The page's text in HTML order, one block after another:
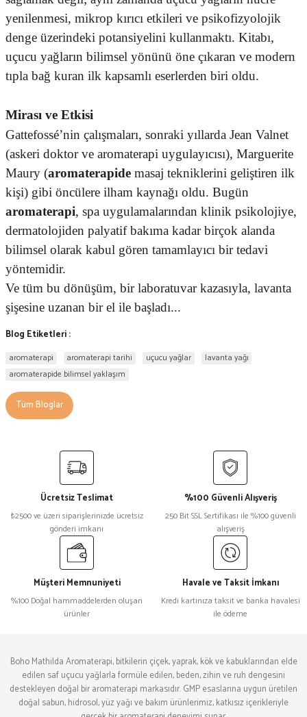
yenilenmesi, mikrop kırıcı etkileri ve psikofizyolojik
denge üzerindeki potansiyelini kullanmaktı. Kitabı,
uçucu yağların bilimsel yönünü öne çıkaran ve modern
tıpla bağ kuran ilk kapsamlı eserlerden biri oldu.
Mirası ve Etkisi
Gattefossé’nin çalışmaları, sonraki yıllarda Jean Valnet
(askeri doktor ve aromaterapi uygulayıcısı), Marguerite
Maury (aromaterapide masaj tekniklerini geliştiren ilk
kişi) gibi öncülere ilham kaynağı oldu. Bugün
aromaterapi, spa uygulamalarından klinik psikolojiye,
dermatolojiden palyatif bakıma kadar birçok alanda
bilimsel olarak kabul gören tamamlayıcı bir tedavi
yöntemidir.
Ve tüm bu dönüşüm, bir laboratuvar kazasıyla, lavanta
şişesine uzanan bir el ile başladı...
Blog Etiketleri :
aromaterapi aromaterapi tarihi uçucu yağlar
lavanta yağı
aromaterapide bilimsel yaklaşım
Tüm Bloglar
Ücretsiz Teslimat
₺2500 ve üzeri siparişlerinizde ücretsiz
gönderi imkanı
%100 Güvenli Alışveriş
250 Bit SSL Sertifikası ile %100 güvenli
alışveriş
Müşteri Memnuniyeti
%100 Doğal hammaddelerden oluşan
ürünler
Havale ve Taksit İmkanı
Kredi kartınıza taksit ve banka havalesi
ile ödeme
Boho Mathilda Aromaterapi, bitkilerin çiçek, yaprak, kök ve kabuklarından elde
edilen saf uçucu yağlarla formüle edilen, beden, zihin ve ruh dengesini
destekleyen doğal bir aromaterapi markasıdır. GMP esaslarına uygun üretilen
doğal sabun, hidrosol, yüz yağı ve bakım ürünlerimiz, katkısız içerikleriyle